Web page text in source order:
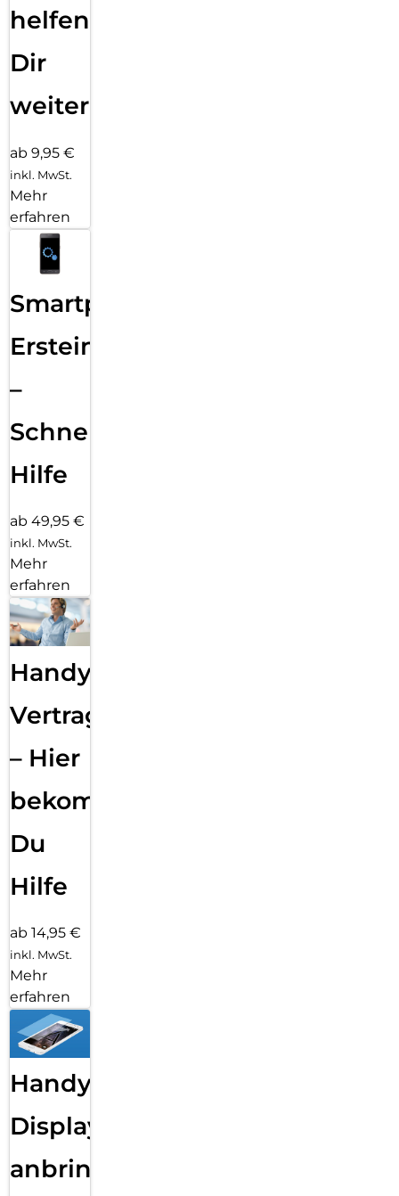
helfen
Dir
weiter
ab 9,95 €
inkl. MwSt.
Mehr
erfahren
Smartphone
Ersteinrichtung
–
Schnelle
Hilfe
ab 49,95 €
inkl. MwSt.
Mehr
erfahren
Handy
Vertragsabwicklung
– Hier
bekommst
Du
Hilfe
ab 14,95 €
inkl. MwSt.
Mehr
erfahren
Handy
Displayfolie
anbringen